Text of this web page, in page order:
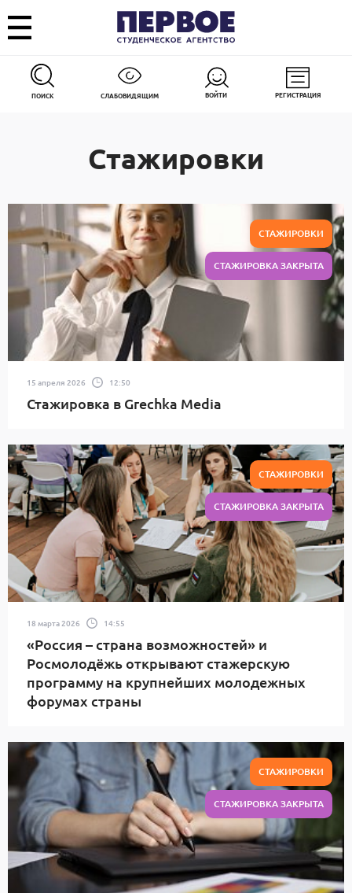
ПОИСК СЛАБОВИДЯЩИМ ВОЙТИ РЕГИСТРАЦИЯ
Стажировки
СТАЖИРОВКИ
СТАЖИРОВКА ЗАКРЫТА
15 апреля 2026 12:50
Стажировка в Grechka Media
СТАЖИРОВКИ
СТАЖИРОВКА ЗАКРЫТА
18 марта 2026 14:55
«Россия – страна возможностей» и
Росмолодёжь открывают стажерскую
программу на крупнейших молодежных
форумах страны
СТАЖИРОВКИ
СТАЖИРОВКА ЗАКРЫТА